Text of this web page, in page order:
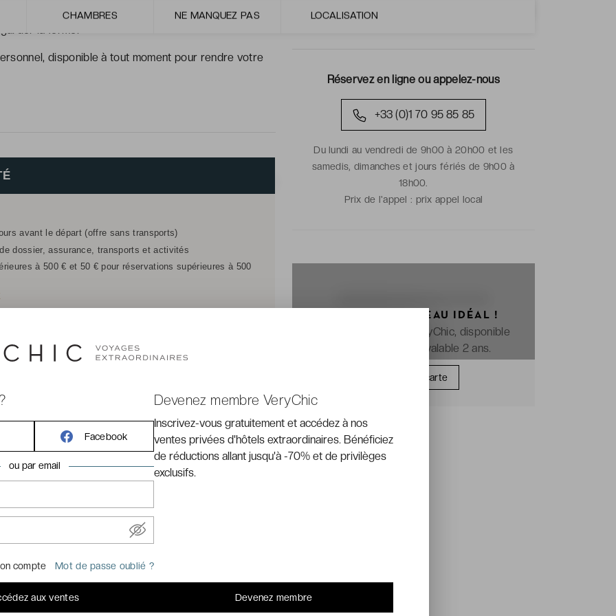
CHAMBRES NE MANQUEZ PAS LOCALISATION
piscine en rooftop et la salle de fitness
disponible à tout moment pour rendre votre
de détente en plein cœur
de figuier et de châtaigner…
dessinée reconnaît sa terre, la Corse. Ces quelques
l’île de Beauté. Joyau de la Méditerranée, elle n’est
avant le départ (offre sans transports)
dossier, assurance, transports et activités
à 500 € et 50 € pour réservations supérieures à 500
Réservez en ligne ou appelez-nous
+33 (0)1 70 95 85 85
Du lundi au vendredi de 9h00 à 20h00 et les
samedis, dimanches et jours fériés de 9h00 à
18h00.
Prix de l'appel : prix appel local
OFFREZ LE CADEAU IDÉAL !
La e-carte cadeau VeryChic, disponible
immédiatement et valable 2 ans.
Offrir une carte
Facebook
ou par email
compte Mot de passe oublié ?
aux ventes
Devenez membre VeryChic
Inscrivez-vous gratuitement et accédez à nos
ventes privées d'hôtels extraordinaires. Bénéficiez
de réductions allant jusqu'à -70% et de privilèges
exclusifs.
Devenez membre